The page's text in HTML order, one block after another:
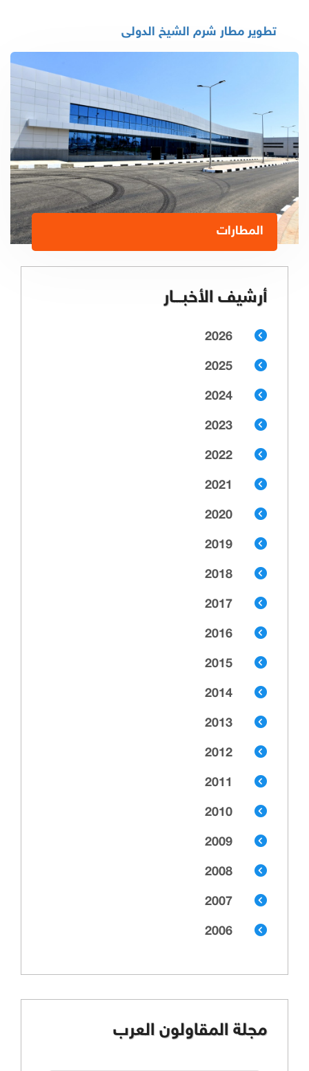
تطوير مطار شرم الشيخ الدولى
المطارات
أرشيف الأخبـــار
2026
2025
2024
2023
2022
2021
2020
2019
2018
2017
2016
2015
2014
2013
2012
2011
2010
2009
2008
2007
2006
مجلة المقاولون العرب